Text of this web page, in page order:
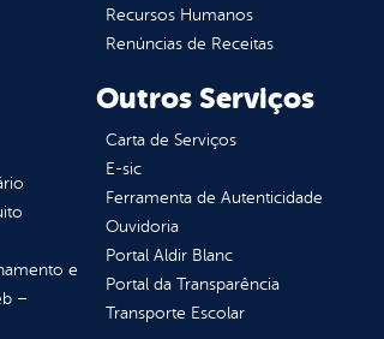
e
–
Recursos Humanos
Renúncias de Receitas
Outros Serviços
Carta de Serviços
E-sic
Ferramenta de Autenticidade
Ouvidoria
Portal Aldir Blanc
Portal da Transparência
Transporte Escolar